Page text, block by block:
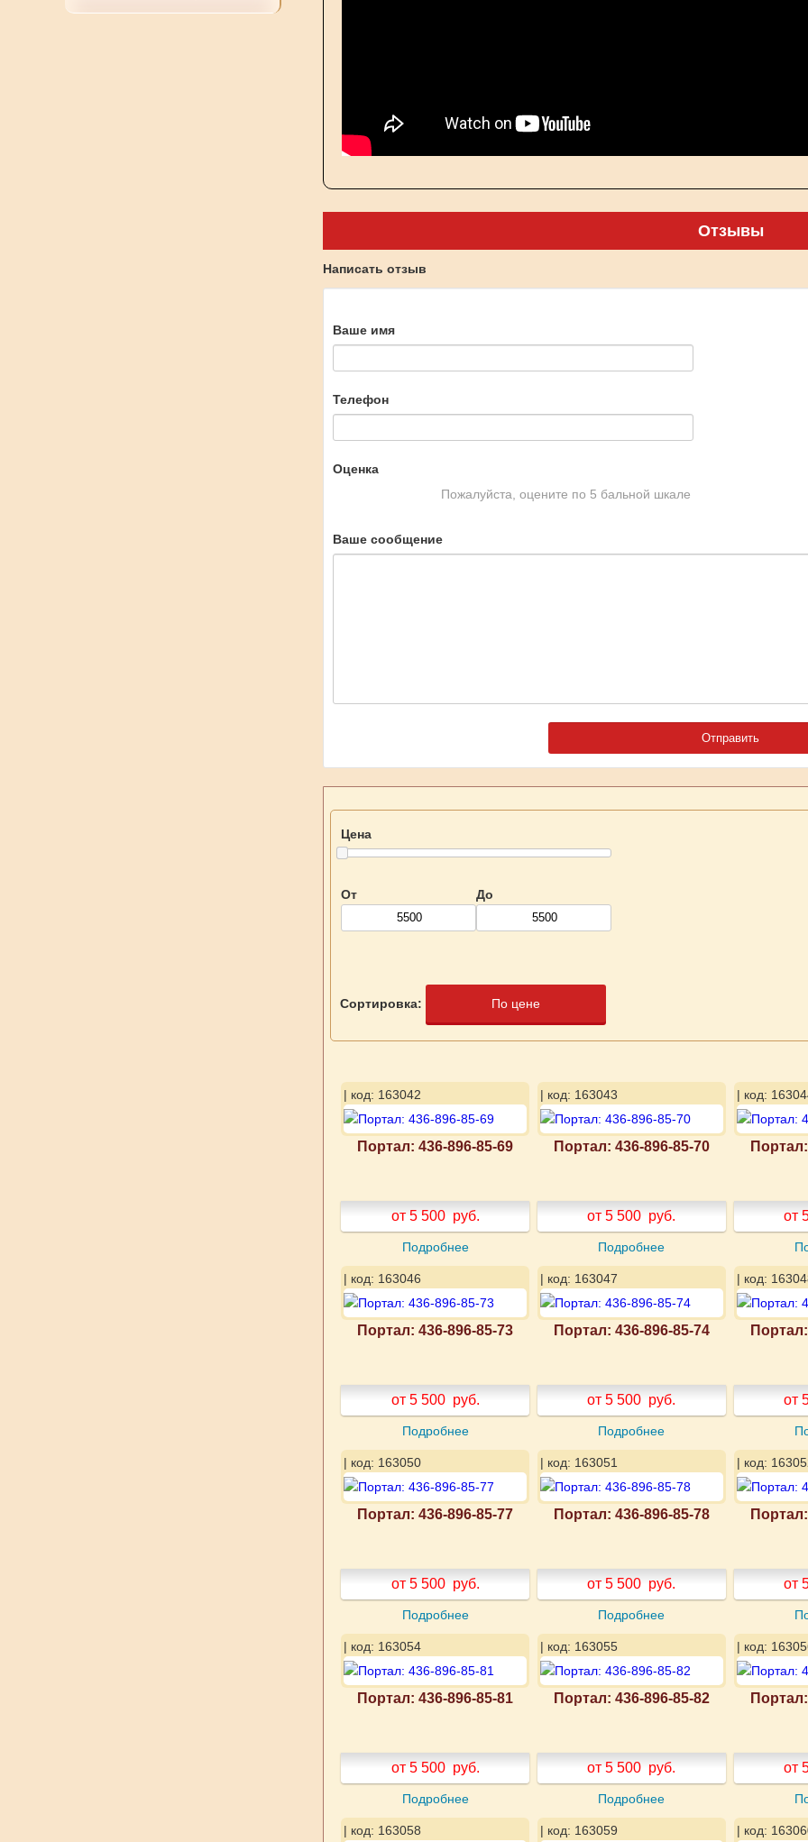
Отзывы
Написать отзыв
Ваше имя
Телефон
Оценка
Пожалуйста, оцените по 5 бальной шкале
Ваше сообщение
Цена
От До
Сортировка: По цене
| код: 163042
Портал: 436-896-85-69
от 5 500 руб.
Подробнее
| код: 163043
Портал: 436-896-85-70
от 5 500 руб.
Подробнее
| код:
от
| код: 163046
Портал: 436-896-85-73
от 5 500 руб.
Подробнее
| код: 163047
Портал: 436-896-85-74
от 5 500 руб.
Подробнее
| код:
от
| код: 163050
Портал: 436-896-85-77
от 5 500 руб.
Подробнее
| код: 163051
Портал: 436-896-85-78
от 5 500 руб.
Подробнее
| код:
от
| код: 163054
Портал: 436-896-85-81
от 5 500 руб.
Подробнее
| код: 163055
Портал: 436-896-85-82
от 5 500 руб.
Подробнее
| код:
от
| код: 163058 | код: 163059 | код: